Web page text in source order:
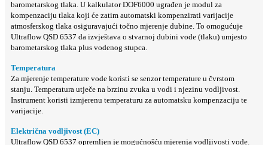
barometarskog tlaka. U kalkulator DOF6000 ugrađen je modul za
kompenzaciju tlaka koji će zatim automatski kompenzirati varijacije
atmosferskog tlaka osiguravajući točno mjerenje dubine. To omogućuje
Ultraflow QSD 6537 da izvještava o stvarnoj dubini vode (tlaku) umjesto
barometarskog tlaka plus vodenog stupca.
Temperatura
Za mjerenje temperature vode koristi se senzor temperature u čvrstom
stanju. Temperatura utječe na brzinu zvuka u vodi i njezinu vodljivost.
Instrument koristi izmjerenu temperaturu za automatsku kompenzaciju te
varijacije.
Električna vodljivost (EC)
Ultraflow QSD 6537 opremljen je mogućnošću mjerenja vodljivosti vode.